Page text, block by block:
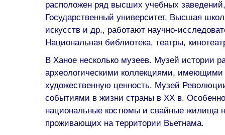
расположен ряд высших учебных
Государственный университет, Высшая
искусств и др., работают научно-
Национальная библиотека, театры,
В Ханое несколько музеев. Музей истории
археологическими коллекциями,
художественную ценность. Музей
событиями в жизни страны в XX в.
национальные костюмы и свайные жилища
проживающих на территории Вьетнама.